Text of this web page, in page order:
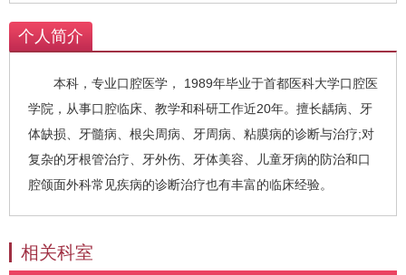
个人简介
本科，专业口腔医学， 1989年毕业于首都医科大学口腔医
学院，从事口腔临床、教学和科研工作近20年。擅长龋病、牙
体缺损、牙髓病、根尖周病、牙周病、粘膜病的诊断与治疗;对
复杂的牙根管治疗、牙外伤、牙体美容、儿童牙病的防治和口
腔颌面外科常见疾病的诊断治疗也有丰富的临床经验。
相关科室